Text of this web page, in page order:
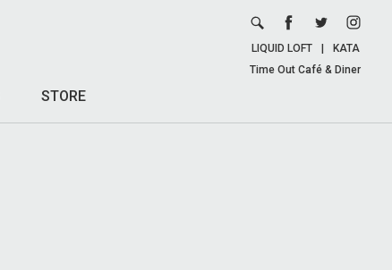
STORE
LIQUID LOFT
KATA
Time Out Café & Diner